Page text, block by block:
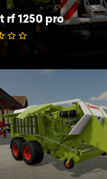
rf 1250 pro